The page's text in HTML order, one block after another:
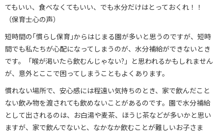
てもいい、食べなくてもいい、でも水分だけはとっておくれ！！
（保育士心の声）
短時間の｢慣らし保育｣からはじまる園が多いと思うのですが、短時
間でも私たちが心配になってしまうのが、水分補給ができないとき
です。「喉が渇いたら飲むんじゃない?」と思われるかもしれません
が、意外とここで困ってしまうこともよくあります。
慣れない場所で、安心感には程遠い気持ちのとき、家で飲んだこと
ない飲み物を渡されても飲めないことがあるのです。園で水分補給
として出されるのは、お白湯や麦茶、ほうじ茶などが多いかと思い
ますが、家で飲んでないと、なかなか飲むことが難しいお子さま